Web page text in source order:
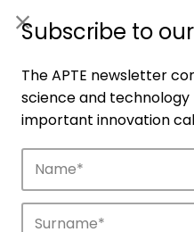
Subscribe to
The APTE newsletter
science and
important innovation